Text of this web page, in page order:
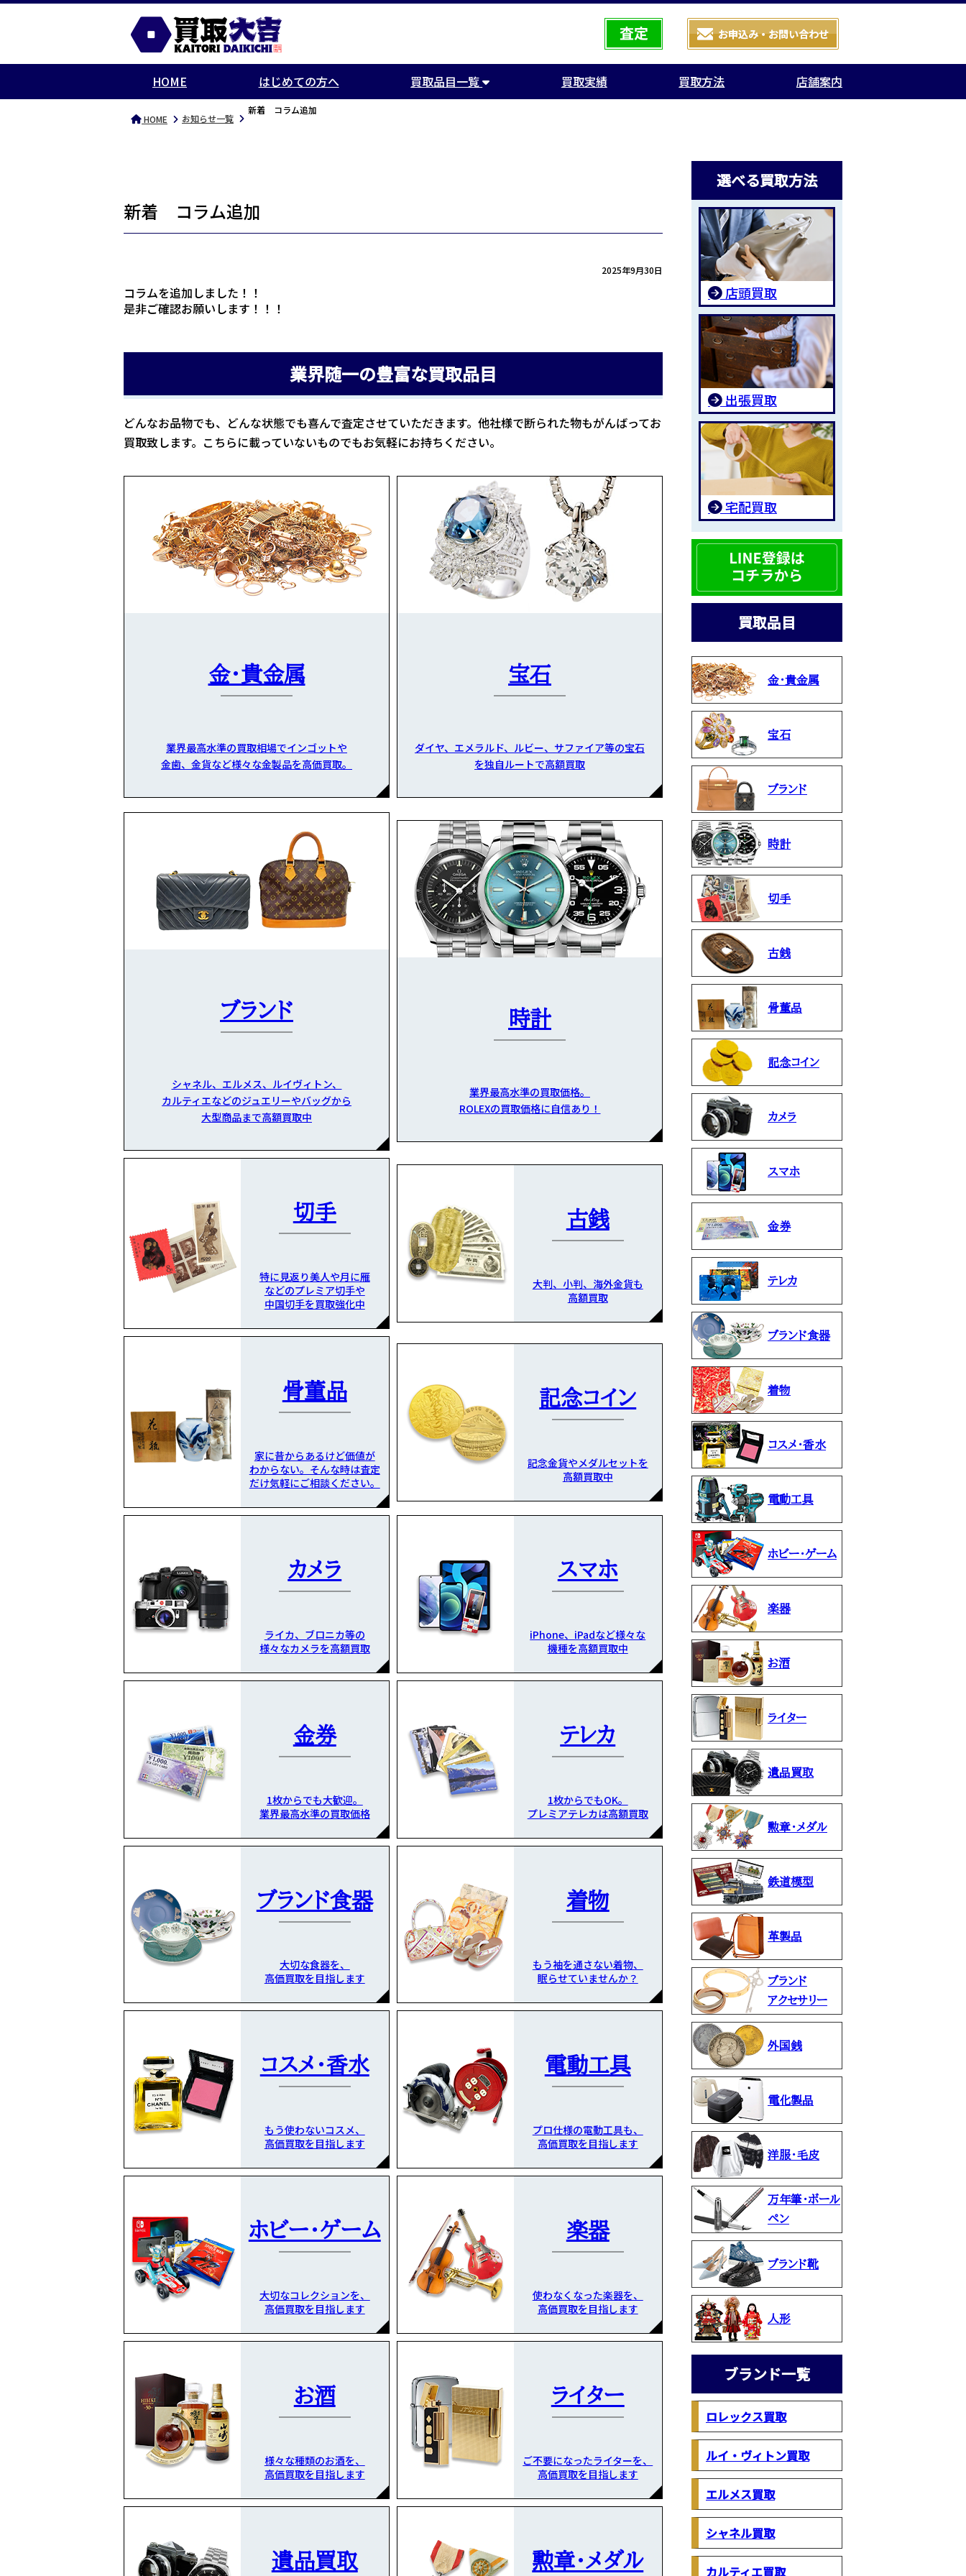
HOME はじめての方へ 買取品目一覧 買取実績 買取方法 店舗案内
HOME お知らせ一覧
新着 コラム追加
新着 コラム追加
2025年9月30日
コラムを追加しました！！
是非ご確認お願いします！！！
業界随一の豊富な買取品目
どんなお品物でも、どんな状態でも喜んで査定させていただきます。他社様で断られた物もがんばってお
買取致します。こちらに載っていないものでもお気軽にお持ちください。
金・貴金属
業界最高水準の買取相場でインゴットや
金歯、金貨など様々な金製品を高価買取。
宝石
ダイヤ、エメラルド、ルビー、サファイア等の宝石
を独自ルートで高額買取
ブランド
シャネル、エルメス、ルイヴィトン、
カルティエなどのジュエリーやバッグから
大型商品まで高額買取中
時計
業界最高水準の買取価格。
ROLEXの買取価格に自信あり！
切手
特に見返り美人や月に雁
などのプレミア切手や
中国切手を買取強化中
古銭
大判、小判、海外金貨も
高額買取
骨董品
家に昔からあるけど価値が
わからない。そんな時は査定
だけ気軽にご相談ください。
記念コイン
記念金貨やメダルセットを
高額買取中
カメラ
ライカ、ブロニカ等の
様々なカメラを高額買取
スマホ
iPhone、iPadなど様々な
機種を高額買取中
金券
1枚からでも大歓迎。
業界最高水準の買取価格
テレカ
1枚からでもOK。
プレミアテレカは高額買取
ブランド食器
大切な食器を、
高価買取を目指します
着物
もう袖を通さない着物、
眠らせていませんか？
コスメ・香水
もう使わないコスメ、
高価買取を目指します
電動工具
プロ仕様の電動工具も、
高価買取を目指します
ホビー・ゲーム
大切なコレクションを、
高価買取を目指します
楽器
使わなくなった楽器を、
高価買取を目指します
お酒
様々な種類のお酒を、
高価買取を目指します
ライター
ご不要になったライターを、
高価買取を目指します
遺品買取 勲章・メダル
選べる買取方法
店頭買取
出張買取
宅配買取
買取品目
金・貴金属
宝石
ブランド
時計
切手
古銭
骨董品
記念コイン
カメラ
スマホ
金券
テレカ
ブランド食器
着物
コスメ・香水
電動工具
ホビー・ゲーム
楽器
お酒
ライター
遺品買取
勲章・メダル
鉄道模型
革製品
ブランド
アクセサリー
外国銭
電化製品
洋服・毛皮
万年筆・ボール
ペン
ブランド靴
人形
ブランド一覧
ロレックス買取
ルイ・ヴィトン買取
エルメス買取
シャネル買取
カルティエ買取